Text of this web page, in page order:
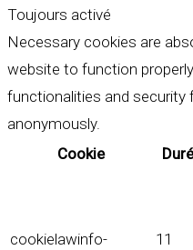
Toujours activé
Necessary cookies are
website to function
functionalities and security
anonymously.
Cookie
cookielawinfo-
11